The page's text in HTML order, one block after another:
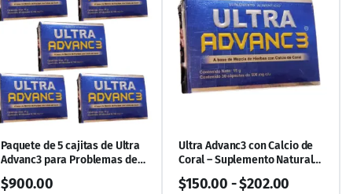
Paquete de 5 cajitas de Ultra
Advanc3 para Problemas de
Huesos
$900.00
Ultra Advanc3 con Calcio de
Coral – Suplemento Natural
para Huesos y Articulaciones
$150.00 -$202.00